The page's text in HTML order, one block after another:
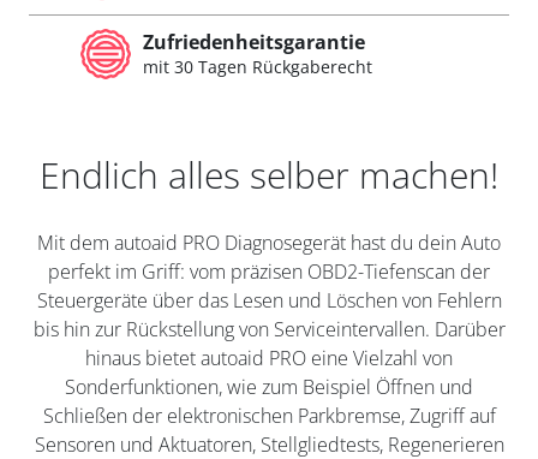
Zufriedenheitsgarantie
mit 30 Tagen Rückgaberecht
Endlich alles selber machen!
Mit dem autoaid PRO Diagnosegerät hast du dein Auto
perfekt im Griff: vom präzisen OBD2-Tiefenscan der
Steuergeräte über das Lesen und Löschen von Fehlern
bis hin zur Rückstellung von Serviceintervallen. Darüber
hinaus bietet autoaid PRO eine Vielzahl von
Sonderfunktionen, wie zum Beispiel Öffnen und
Schließen der elektronischen Parkbremse, Zugriff auf
Sensoren und Aktuatoren, Stellgliedtests, Regenerieren